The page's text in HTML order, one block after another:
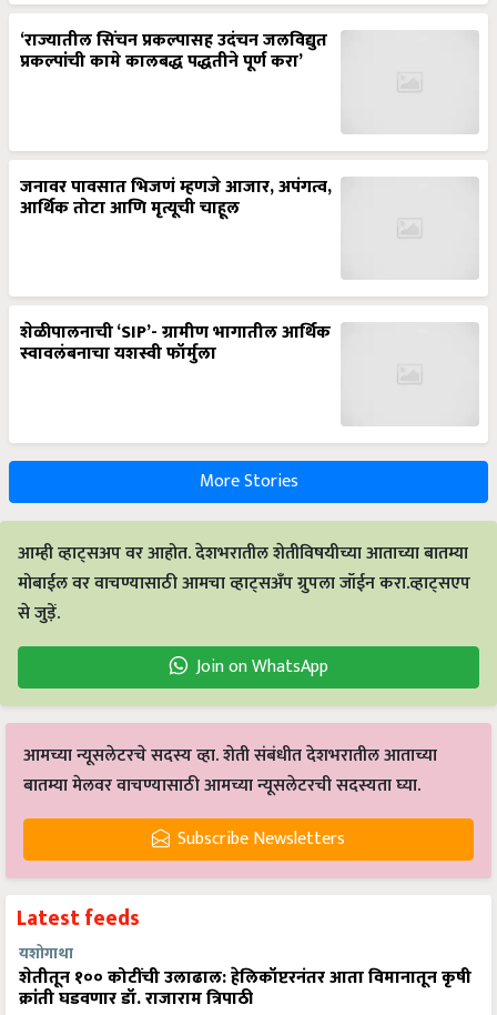
‘राज्यातील सिंचन प्रकल्पासह उदंचन जलविद्युत
प्रकल्पांची कामे कालबद्ध पद्धतीने पूर्ण करा’
जनावर पावसात भिजणं म्हणजे आजार, अपंगत्व,
आर्थिक तोटा आणि मृत्यूची चाहूल
शेळीपालनाची ‘SIP’- ग्रामीण भागातील आर्थिक
स्वावलंबनाचा यशस्वी फॉर्मुला
More Stories
आम्ही व्हाट्सअप वर आहोत. देशभरातील शेतीविषयीच्या आताच्या बातम्या
मोबाईल वर वाचण्यासाठी आमचा व्हाट्सअँप ग्रुपला जॉईन करा.व्हाट्सएप
से जुड़ें.
Join on WhatsApp
आमच्या न्यूसलेटरचे सदस्य व्हा. शेती संबंधीत देशभरातील आताच्या
बातम्या मेलवर वाचण्यासाठी आमच्या न्यूसलेटरची सदस्यता घ्या.
Subscribe Newsletters
Latest feeds
यशोगाथा
शेतीतून १०० कोटींची उलाढाल: हेलिकॉप्टरनंतर आता विमानातून कृषी
क्रांती घडवणार डॉ. राजाराम त्रिपाठी